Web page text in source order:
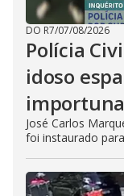
DO R7/07/08/2026
Polícia
idoso
José Carlos
foi instaurado